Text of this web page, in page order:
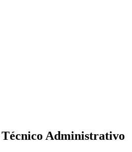
Administrativo